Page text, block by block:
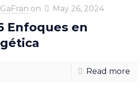
on May 26, 2024
Enfoques en
Read more